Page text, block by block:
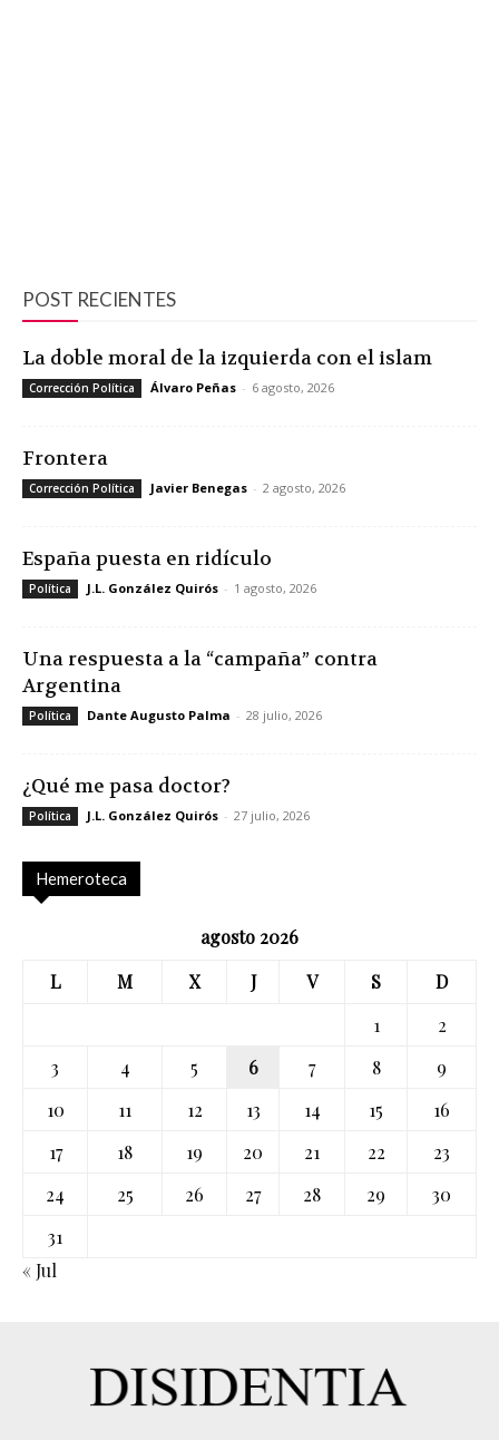
POST RECIENTES
La doble moral de la izquierda con el islam
Corrección Política Álvaro Peñas - 6 agosto, 2026
Frontera
Corrección Política Javier Benegas - 2 agosto, 2026
España puesta en ridículo
Política J.L. González Quirós - 1 agosto, 2026
Una respuesta a la “campaña” contra
Argentina
Política Dante Augusto Palma - 28 julio, 2026
¿Qué me pasa doctor?
Política J.L. González Quirós - 27 julio, 2026
Hemeroteca
agosto 2026
L
M X J V S
D
1
2
3
4 5 6 7 8
9
10
11 12 13 14 15
16
17
18 19 20 21 22
23
24
25 26 27 28 29
30
31
« Jul